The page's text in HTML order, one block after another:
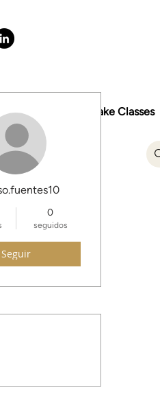
Take Classes
0
seguidos
Seguir